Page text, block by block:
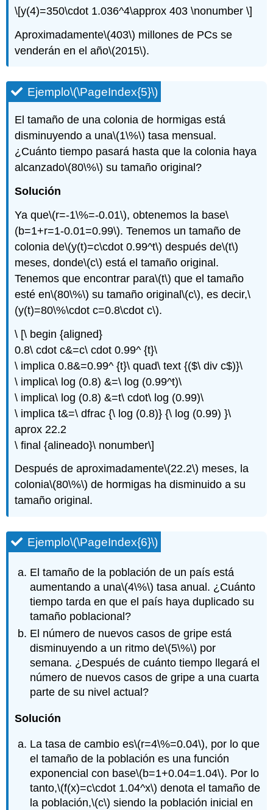
\[y(4)=350\cdot 1.036^4\approx 403 \nonumber \]
Aproximadamente\(403\) millones de PCs se
venderán en el año\(2015\).
Ejemplo\(\PageIndex{5}\)
El tamaño de una colonia de hormigas está
disminuyendo a una\(1\%\) tasa mensual.
¿Cuánto tiempo pasará hasta que la colonia haya
alcanzado\(80\%\) su tamaño original?
Solución
Ya que\(r=-1\%=-0.01\), obtenemos la base\
(b=1+r=1-0.01=0.99\). Tenemos un tamaño de
colonia de\(y(t)=c\cdot 0.99^t\) después de\(t\)
meses, donde\(c\) está el tamaño original.
Tenemos que encontrar para\(t\) que el tamaño
esté en\(80\%\) su tamaño original\(c\), es decir,\
(y(t)=80\%\cdot c=0.8\cdot c\).
\ [\ begin {aligned}
0.8\ cdot c&=c\ cdot 0.99^ {t}\
\ implica 0.8&=0.99^ {t}\ quad\ text {($\ div c$)}\
\ implica\ log (0.8) &=\ log (0.99^t)\
\ implica\ log (0.8) &=t\ cdot\ log (0.99)\
\ implica t&=\ dfrac {\ log (0.8)} {\ log (0.99) }\
aprox 22.2
\ final {alineado}\ nonumber\]
Después de aproximadamente\(22.2\) meses, la
colonia\(80\%\) de hormigas ha disminuido a su
tamaño original.
Ejemplo\(\PageIndex{6}\)
El tamaño de la población de un país está
aumentando a una\(4\%\) tasa anual. ¿Cuánto
tiempo tarda en que el país haya duplicado su
tamaño poblacional?
El número de nuevos casos de gripe está
disminuyendo a un ritmo de\(5\%\) por
semana. ¿Después de cuánto tiempo llegará el
número de nuevos casos de gripe a una cuarta
parte de su nivel actual?
Solución
La tasa de cambio es\(r=4\%=0.04\), por lo que
el tamaño de la población es una función
exponencial con base\(b=1+0.04=1.04\). Por lo
tanto,\(f(x)=c\cdot 1.04^x\) denota el tamaño de
la población,\(c\) siendo la población inicial en